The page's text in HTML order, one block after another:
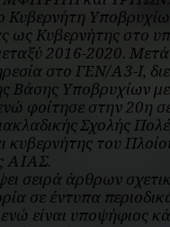
Κυβερνήτη
ως Κυβερνήτης στο
2016-2020.
στο ΓΕΝ/Α3-Ι,
Βάσης Υποβρυχίων
φοίτησε στην 20η
Σχολής
κυβερνήτης του
ΑΙΑΣ.
σειρά άρθρων
σε έντυπα
ενώ είναι υποψήφιος